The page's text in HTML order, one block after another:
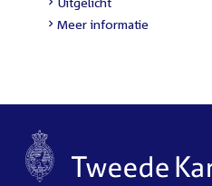
link:Meer informatie